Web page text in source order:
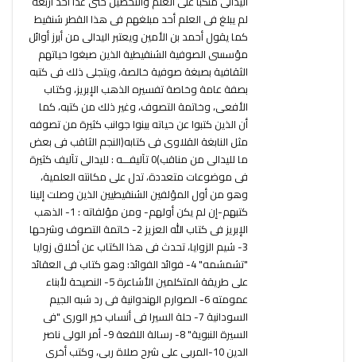
لم يبلغ فى العلم أحد مبلغهم فى هذا القطر شنقيط
كما يقول أحمد بن الأمين ويعتبر اليدالى من أبرز أوائل
مؤسسى الصوفية الشنقيطية الذين صبغوا حياتهم
الثقافية بصبغة صوفية خالصة، ويتجلى ذلك فى كتبه
بصفة عامة وخاصة تفسيره الذهب الإبريز، وكتاب
الأفعى، وخاتمة التصوف، وغير ذلك من كتبه، كما
أن الذين كتبوا عن حياته بينوا جوانب كثيرة من تصوفه
مثل النابغة القلاوى فى كتابه(النجم الثاقب فى بعض
ما لليدالى من مناقب)0 تآليفـــه : لليدالى تآليف كثيرة
فى موضوعات متعددة، تدل على مكانته العلمية،
وهو من أول المؤلفين الشنقيطيين الذين وصلت إلينا
كتبهم-إن لم يكن أولهم- ومن مؤلفاته : 1- الذهب
الإبريز فى كتاب الله العزيز 2- خاتمة التصوف وشرحها
3- شيم الزوايا، تحدث فى هذا الكتاب عن أخلاق زوايا
"تشمشمه" 4- فوائد الفوائد: وهو كتاب فى العقائد
على طريقة المتكلمين الأشاعرة 5- النصيحة لأبناء
عمومته 6- الصوارم الهندوانية فى رد شبه الجيم
السودانية 7- حلة السيرا فى أنساب خير الورى "فى
السيرة النبوية" 8- رسالة اللفعة 9- أمر الولى ناصر
الدين 10-المربى على شرح صلاة ربى، وكتب أخرى